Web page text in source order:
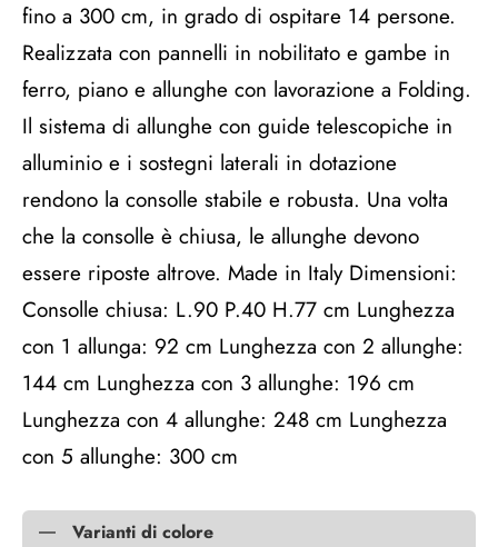
fino a 300 cm, in grado di ospitare 14 persone.
Realizzata con pannelli in nobilitato e gambe in
ferro, piano e allunghe con lavorazione a Folding.
Il sistema di allunghe con guide telescopiche in
alluminio e i sostegni laterali in dotazione
rendono la consolle stabile e robusta. Una volta
che la consolle è chiusa, le allunghe devono
essere riposte altrove. Made in Italy Dimensioni:
Consolle chiusa: L.90 P.40 H.77 cm Lunghezza
con 1 allunga: 92 cm Lunghezza con 2 allunghe:
144 cm Lunghezza con 3 allunghe: 196 cm
Lunghezza con 4 allunghe: 248 cm Lunghezza
con 5 allunghe: 300 cm
Varianti di colore